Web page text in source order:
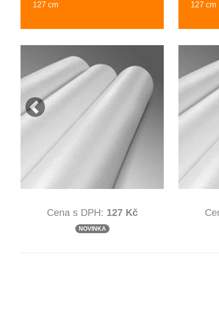
127 cm
Cena s DPH: 127 Kč
NOVINKA
127 cm